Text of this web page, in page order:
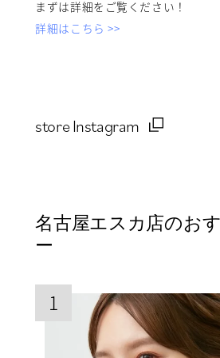
まずは詳細をご覧ください！
詳細はこちら >>
store Instagram
名古屋エスカ店のお
ー
1